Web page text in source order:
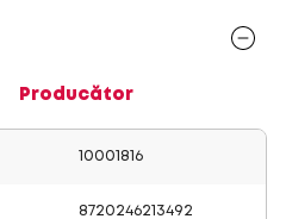
Producător
10001816
8720246213492